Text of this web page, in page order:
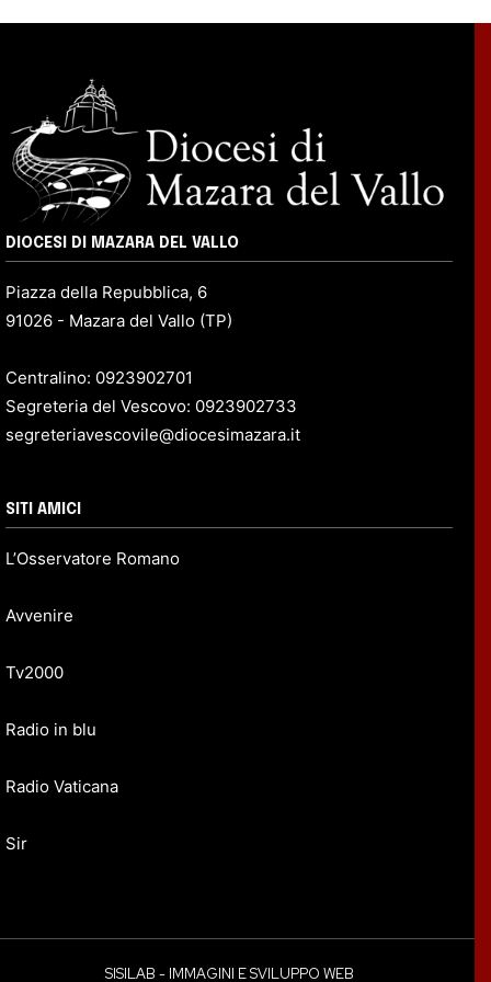
DIOCESI DI MAZARA DEL VALLO
Piazza della Repubblica, 6
91026 - Mazara del Vallo (TP)
Centralino: 0923902701
Segreteria del Vescovo: 0923902733
segreteriavescovile@diocesimazara.it
SITI AMICI
L’Osservatore Romano
Avvenire
Tv2000
Radio in blu
Radio Vaticana
Sir
SISILAB - IMMAGINI E SVILUPPO WEB